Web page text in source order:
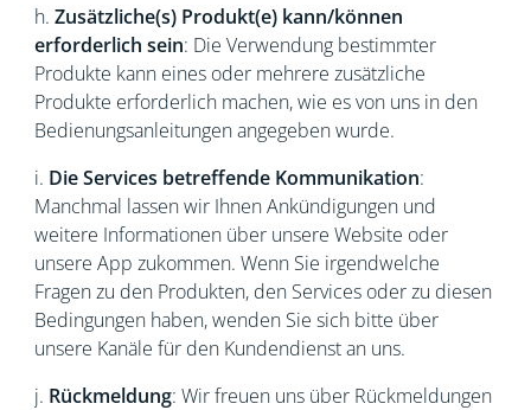
h. Zusätzliche(s) Produkt(e) kann/können
erforderlich sein: Die Verwendung bestimmter
Produkte kann eines oder mehrere zusätzliche
Produkte erforderlich machen, wie es von uns in den
Bedienungsanleitungen angegeben wurde.
i. Die Services betreffende Kommunikation:
Manchmal lassen wir Ihnen Ankündigungen und
weitere Informationen über unsere Website oder
unsere App zukommen. Wenn Sie irgendwelche
Fragen zu den Produkten, den Services oder zu diesen
Bedingungen haben, wenden Sie sich bitte über
unsere Kanäle für den Kundendienst an uns.
j. Rückmeldung: Wir freuen uns über Rückmeldungen